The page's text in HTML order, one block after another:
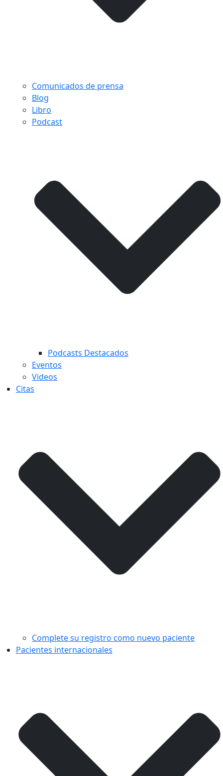
Comunicados de prensa
Blog
Libro
Podcast
Podcasts Destacados
Eventos
Videos
Citas
Complete su registro como nuevo paciente
Pacientes internacionales